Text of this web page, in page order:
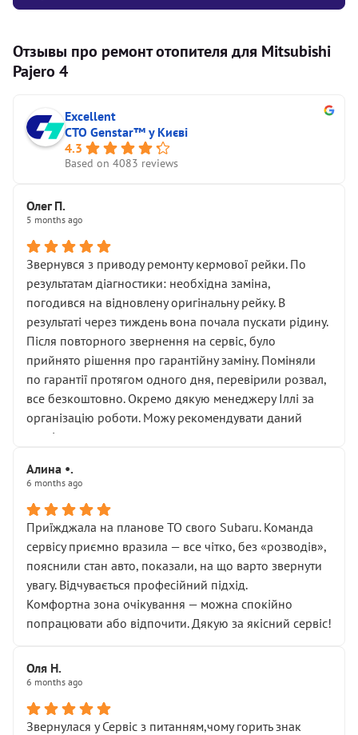
Отзывы про ремонт отопителя для Mitsubishi
Pajero 4
Excellent
СТО Genstar™ у Києві
4.3
Based on 4083 reviews
Олег П.
5 months ago
Звернувся з приводу ремонту кермової рейки. По
результатам діагностики: необхідна заміна,
погодився на відновлену оригінальну рейку. В
результаті через тиждень вона почала пускати рідину.
Після повторного звернення на сервіс, було
прийнято рішення про гарантійну заміну. Поміняли
по гарантії протягом одного дня, перевірили розвал,
все безкоштовно. Окремо дякую менеджеру Іллі за
організацію роботи. Можу рекомендувати даний
сервіс.
Алина •.
6 months ago
Приїжджала на планове ТО свого Subaru. Команда
сервісу приємно вразила — все чітко, без «розводів»,
пояснили стан авто, показали, на що варто звернути
увагу. Відчувається професійний підхід.
Комфортна зона очікування — можна спокійно
попрацювати або відпочити. Дякую за якісний сервіс!
Оля Н.
6 months ago
Звернулася у Сервіс з питанням,чому горить знак